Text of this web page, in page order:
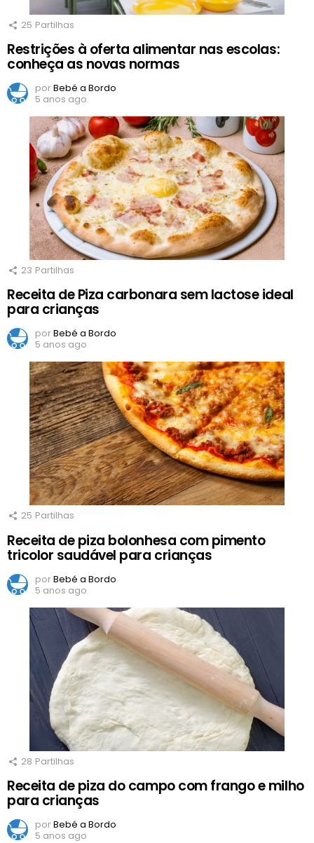
25 Partilhas
Restrições à oferta alimentar nas escolas:
conheça as novas normas
porBebé a Bordo
5 anos ago
23 Partilhas
Receita de Piza carbonara sem lactose ideal
para crianças
porBebé a Bordo
5 anos ago
25 Partilhas
Receita de piza bolonhesa com pimento
tricolor saudável para crianças
porBebé a Bordo
5 anos ago
28 Partilhas
Receita de piza do campo com frango e milho
para crianças
porBebé a Bordo
5 anos ago